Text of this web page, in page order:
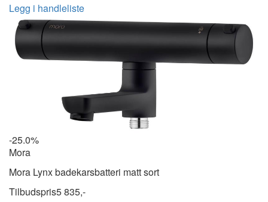
Legg i handleliste
-25.0%
Mora
Mora Lynx badekarsbatteri matt sort
Tilbudspris5 835,-